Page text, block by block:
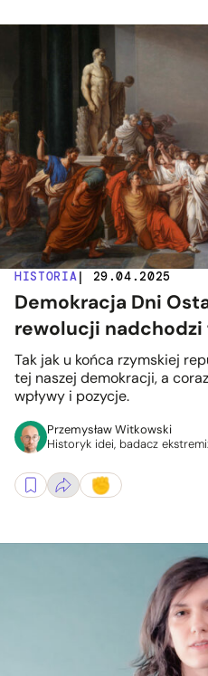
HISTORIA| 29.04.2025
Demokracja Dni
rewolucji nadchodzi
Tak jak u końca rzymskiej
tej naszej demokracji, a
wpływy i pozycje.
Przemysław Witkowski
Historyk idei, badacz